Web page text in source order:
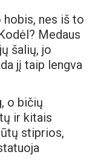
nes iš to
Medaus
šalių, jo
jį taip lengva
o bičių
ir kitais
stiprios,